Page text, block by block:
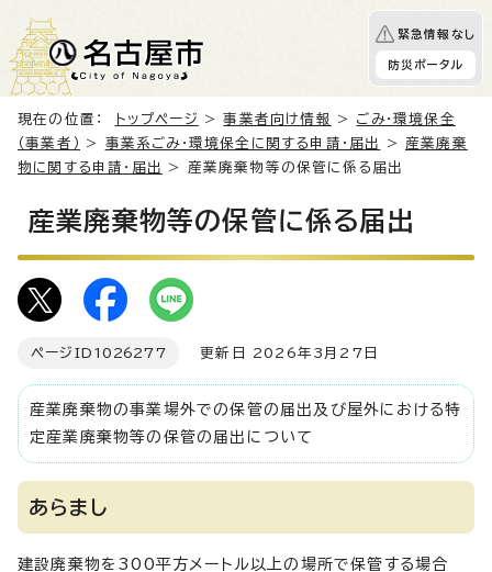
緊急情報なし
防災ポータル
現在の位置： トップページ >事業者向け情報 > ごみ・環境保全
（事業者）
> 事業系ごみ・環境保全に関する申請・届出 > 産業廃棄
物に関する申請・届出
> 産業廃棄物等の保管に係る届出
産業廃棄物等の保管に係る届出
ページID 1026277 更新日 2026年3月27日
産業廃棄物の事業場外での保管の届出及び屋外における特
定産業廃棄物等の保管の届出について
あらまし
建設廃棄物を300平方メートル以上の場所で保管する場合